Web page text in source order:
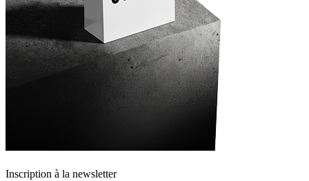
Inscription à la newsletter